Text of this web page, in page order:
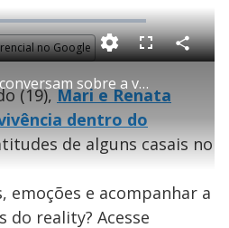
no Google
P
l
a
Mari e Renata conversam sobre a vivência no reality - Power Couple Brasil 5
F
l
s
c
e
e
n
C
o
a
(19),Mari e Renata
dentro do
de alguns casais no
emoções e acompanhar a
do reality? Acesse